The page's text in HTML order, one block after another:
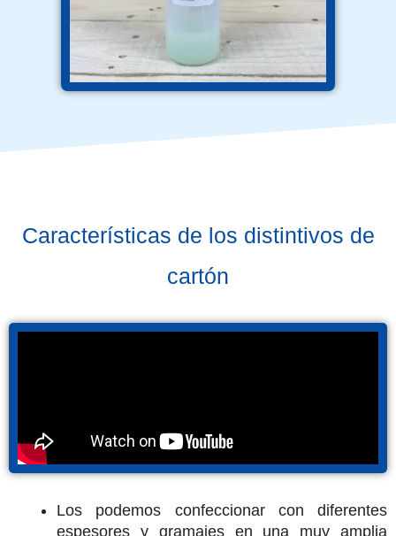
Características de los distintivos de
cartón
Los podemos confeccionar con diferentes
espesores y gramajes en una muy amplia